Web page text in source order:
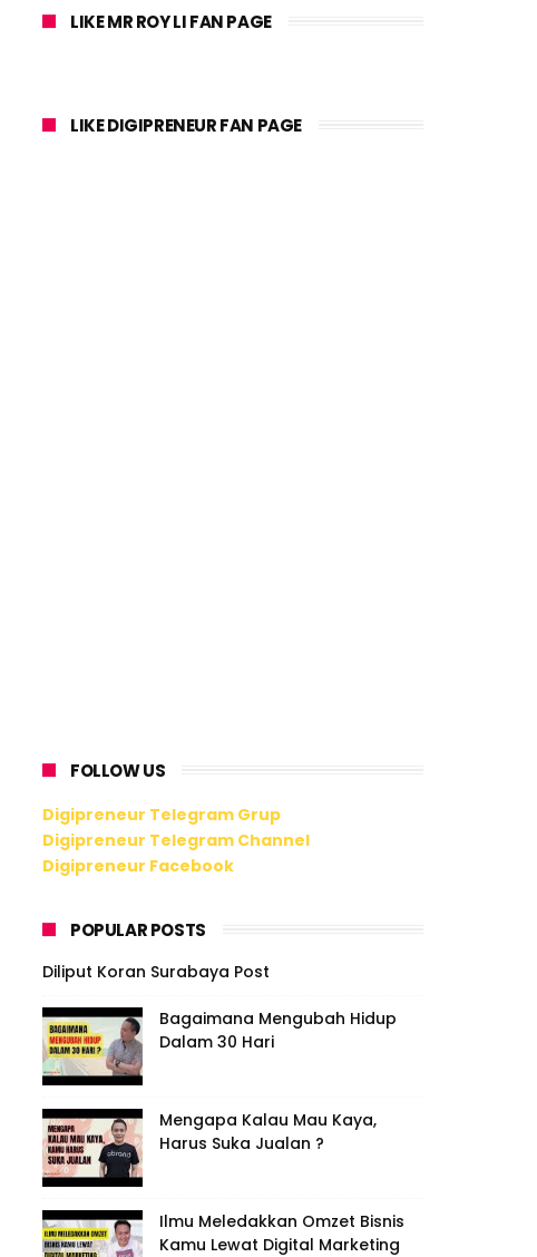
LIKE MR ROY LI FAN PAGE
LIKE DIGIPRENEUR FAN PAGE
FOLLOW US
Digipreneur Telegram Grup
Digipreneur Telegram Channel
Digipreneur Facebook
POPULAR POSTS
Diliput Koran Surabaya Post
Bagaimana Mengubah Hidup
Dalam 30 Hari
Mengapa Kalau Mau Kaya,
Harus Suka Jualan ?
Ilmu Meledakkan Omzet Bisnis
Kamu Lewat Digital Marketing